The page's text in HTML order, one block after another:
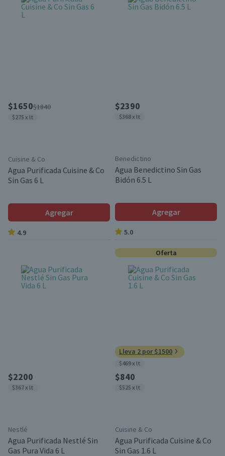
$1650$1840
$275 x lt
Cuisine & Co
Agua Purificada Cuisine & Co
Sin Gas 6 L
Agregar
4.9
$2390
$368 x lt
Benedictino
Agua Benedictino Sin Gas
Bidón 6.5 L
Agregar
5.0
$2200
$367 x lt
Nestlé
Agua Purificada Nestlé Sin
Gas Pura Vida 6 L
Oferta
Lleva 2 por $1500
$469 x lt
$840
$525 x lt
Cuisine & Co
Agua Purificada Cuisine & Co
Sin Gas 1.6 L